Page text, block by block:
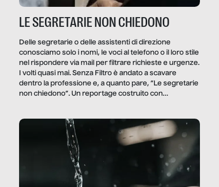
LE SEGRETARIE NON CHIEDONO
Delle segretarie o delle assistenti di direzione
conosciamo solo i nomi, le voci al telefono o il loro stile
nel rispondere via mail per filtrare richieste e urgenze.
I volti quasi mai. Senza Filtro è andato a scavare
dentro la professione e, a quanto pare, “Le segretarie
non chiedono”. Un reportage costruito con